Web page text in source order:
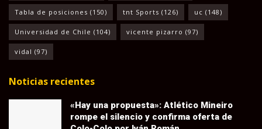
Tabla de posiciones (150) tnt Sports (126) uc (148)
Universidad de Chile (104) vicente pizarro (97)
vidal (97)
Noticias recientes
«Hay una propuesta»: Atlético Mineiro
rompe el silencio y confirma oferta de